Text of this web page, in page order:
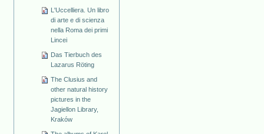
L'Uccelliera. Un libro
di arte e di scienza
nella Roma dei primi
Lincei
Das Tierbuch des
Lazarus Röting
The Clusius and
other natural history
pictures in the
Jagiellon Library,
Kraków